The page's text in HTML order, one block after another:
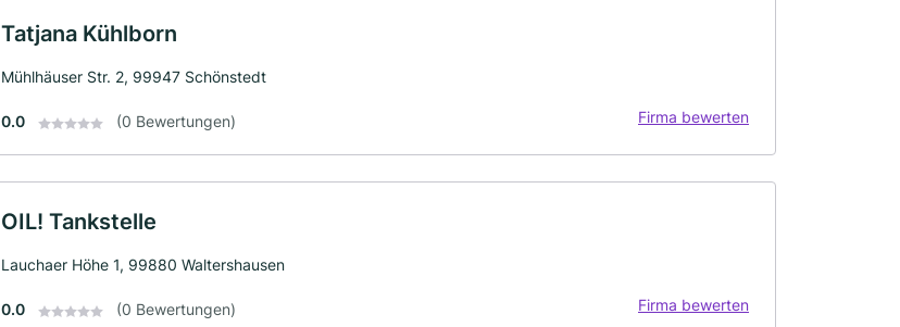
Tatjana Kühlborn
Mühlhäuser Str. 2, 99947 Schönstedt
0.0 (0 Bewertungen) Firma bewerten
OIL! Tankstelle
Lauchaer Höhe 1, 99880 Waltershausen
0.0 (0 Bewertungen) Firma bewerten